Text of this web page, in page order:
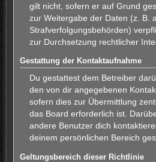
gilt nicht, sofern er auf Grund
zur Weitergabe der Daten (z. B.
Strafverfolgungsbehörden)
zur Durchsetzung rechtlicher
Gestattung der Kontaktaufnahme
Du gestattest dem Betreiber
den von dir angegebenen
sofern dies zur Übermittlung
das Board erforderlich ist.
andere Benutzer dich
deinem persönlichen Bereich
Geltungsbereich dieser Richtlinie